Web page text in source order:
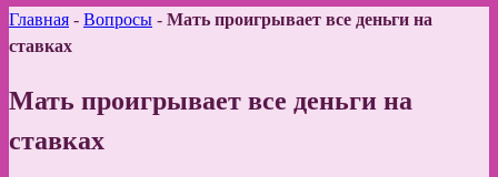
Главная - Вопросы - Мать проигрывает все деньги на
ставках
Мать проигрывает все деньги на
ставках